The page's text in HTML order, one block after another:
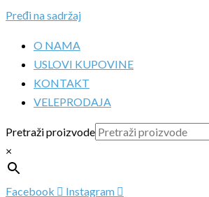
Pređi na sadržaj
O NAMA
USLOVI KUPOVINE
KONTAKT
VELEPRODAJA
Pretraži proizvode
×
Facebook
Instagram